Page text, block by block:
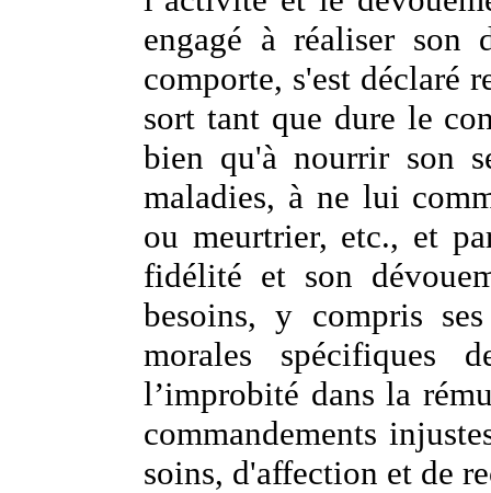
engagé à réaliser
comporte, s'est déclaré
sort tant que dure le
bien qu'à nourrir son
maladies, à ne lui
ou meurtrier, etc., et
fidélité et son
besoins, y compris
morales spécifiques
l’improbité dans la
commandements
soins, d'affection et de